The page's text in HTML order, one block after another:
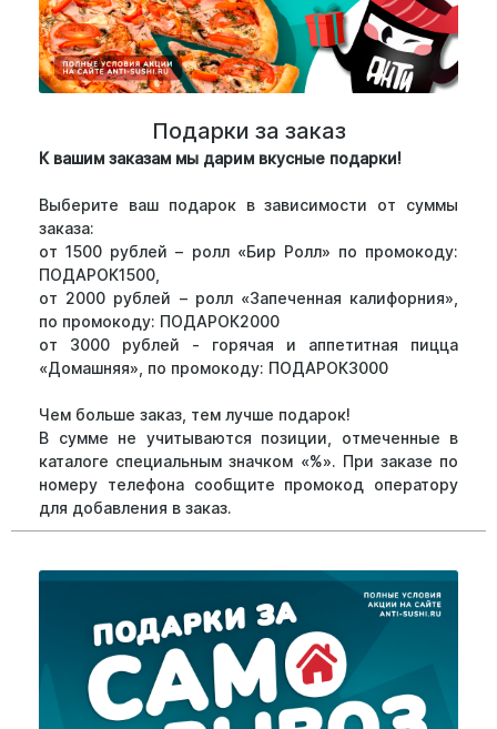
Подарки за заказ
К вашим заказам мы дарим вкусные подарки!
Выберите ваш подарок в зависимости от суммы
заказа:
от 1500 рублей – ролл «Бир Ролл» по промокоду:
ПОДАРОК1500,
от 2000 рублей – ролл «Запеченная калифорния»,
по промокоду: ПОДАРОК2000
от 3000 рублей - горячая и аппетитная пицца
«Домашняя», по промокоду: ПОДАРОК3000
Чем больше заказ, тем лучше подарок!
В сумме не учитываются позиции, отмеченные в
каталоге специальным значком «%». При заказе по
номеру телефона сообщите промокод оператору
для добавления в заказ.